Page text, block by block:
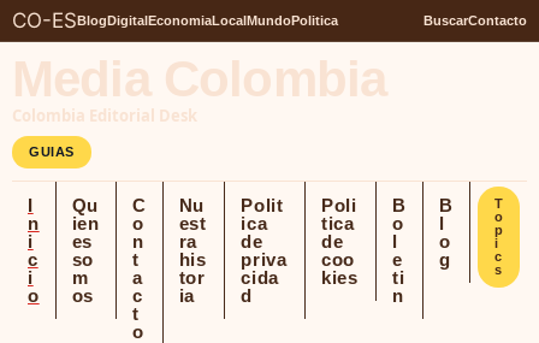
CO-ESBlogDigitalEconomiaLocalMundoPolitica BuscarContacto
Media Colombia
Colombia Editorial Desk
GUIAS
I
n
i
c
i
o
Qu
ien
es
so
m
os
C
o
n
t
a
c
t
o
Nu
est
ra
his
tor
ia
Polit
ica
de
priva
cida
d
Poli
tica
de
coo
kies
B
o
l
e
ti
n
B
l
o
g
T
o
p
i
c
s